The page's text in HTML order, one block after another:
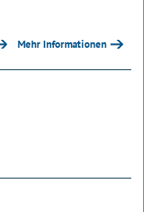
Mehr Informationen